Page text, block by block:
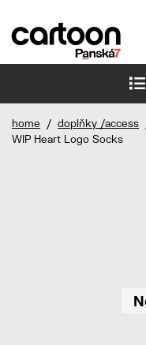
home / doplňky /access
WIP Heart Logo Socks